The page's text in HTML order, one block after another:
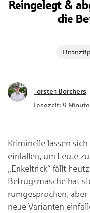
Reingelegt &
die
Torsten Borchers
Lesezeit: 9
Kriminelle lassen
einfallen, um Leute
„Enkeltrick“ fällt
Betrugsmasche hat
rumgesprochen,
neue Varianten